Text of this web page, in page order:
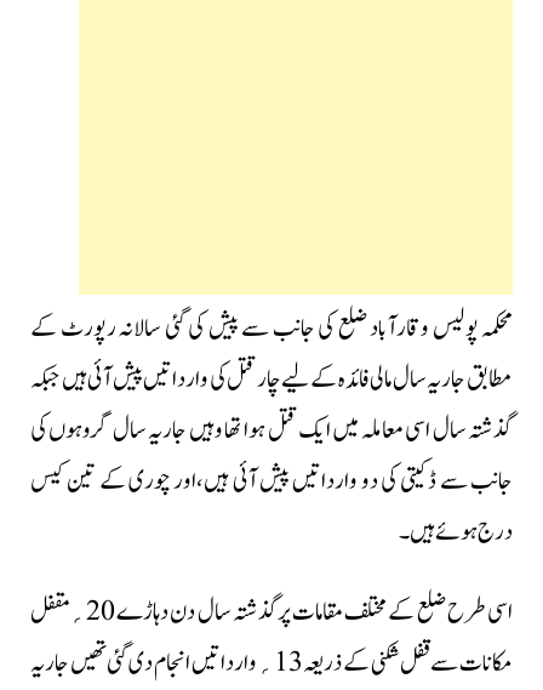
محکمہ پولیس وقارآباد ضلع کی جانب سے پیش کی گئی سالانہ رپورٹ کے
مطابق جاریہ سال مالی فائدہ کے لیے چار قتل کی وارداتیں پیش آئی ہیں جبکہ
گذشتہ سال اسی معاملہ میں ایک قتل ہوا تھا وہیں جاریہ سال گروہوں کی
جانب سے ڈکیتی کی دو وارداتیں پیش آئی ہیں،اور چوری کے تین کیس
درج ہوئے ہیں۔
اسی طرح ضلع کے مختلف مقامات پرگذشتہ سال دن دہاڑے 20؍مقفل
مکانات سے قفل شکنی کے ذریعہ 13؍وارداتیں انجام دی گئی تھیں جاریہ